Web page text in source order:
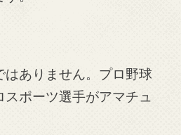
ありません。プロ野球
ポーツ選手がアマチュ